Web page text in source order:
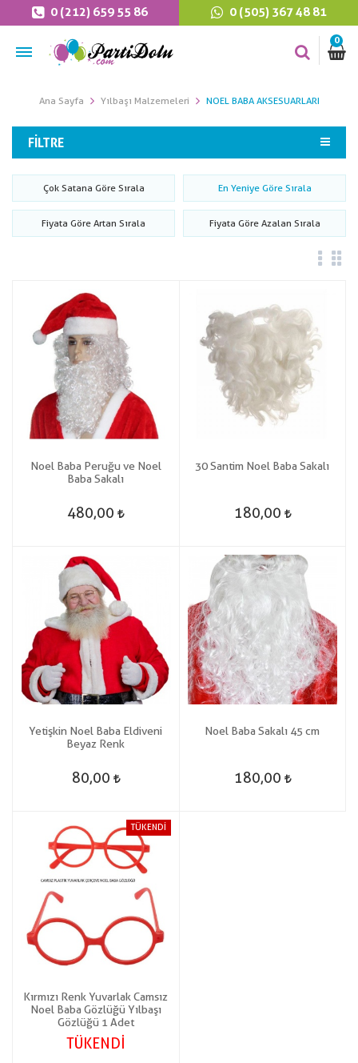
0 (212) 659 55 86 0 (505) 367 48 81
0
Ana Sayfa Yılbaşı Malzemeleri NOEL BABA AKSESUARLARI
FILTRE
Çok Satana Göre Sırala En Yeniye Göre Sırala
Fiyata Göre Artan Sırala Fiyata Göre Azalan Sırala
Noel Baba Peruğu ve Noel
Baba Sakalı
480,00
30 Santim Noel Baba Sakalı
180,00
Yetişkin Noel Baba Eldiveni
Beyaz Renk
80,00
Noel Baba Sakalı 45 cm
180,00
TÜKENDİ
Kırmızı Renk Yuvarlak Camsız
Noel Baba Gözlüğü Yılbaşı
Gözlüğü 1 Adet
TÜKENDİ